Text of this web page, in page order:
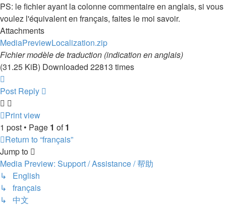
PS: le fichier ayant la colonne commentaire en anglais, si vous
voulez l'équivalent en français, faites le moi savoir.
Attachments
MediaPreviewLocalization.zip
Fichier modèle de traduction (indication en anglais)
(31.25 KiB) Downloaded 22813 times
Post Reply
Print view
1 post • Page 1 of1
Return to “français”
Jump to
Media Preview: Support / Assistance / 帮助
↳ English
↳ français
↳ 中文